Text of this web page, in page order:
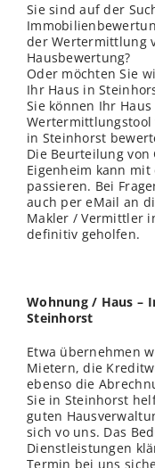
Sie sind auf der
der Wertermittlung
Hausbewertung?
Oder möchten Sie
Ihr Haus in
Sie können Ihr
in Steinhorst
Die Beurteilung
Eigenheim kann
passieren. Bei
auch per eMail an
Makler / Vermittler
definitiv geholfen.
Wohnung / Haus –
Steinhorst
Etwa übernehmen
Mietern, die
ebenso die
Sie in Steinhorst
guten
sich vo uns. Das
Dienstleistungen
Termin bei uns